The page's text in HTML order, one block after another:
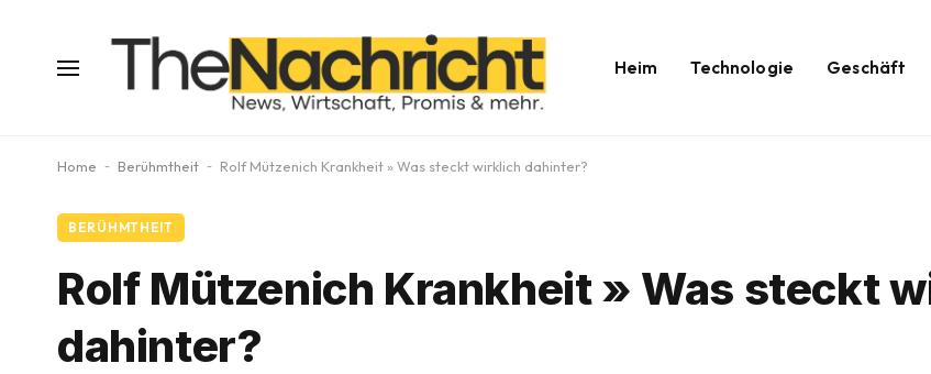
Heim Technologie Geschäft
Home - Berühmtheit - Rolf Mützenich Krankheit » Was steckt wirklich dahinter?
BERÜHMTHEIT
Rolf Mützenich Krankheit » Was steckt
dahinter?